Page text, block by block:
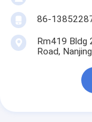
86-
Rm419 Bldg
Road,